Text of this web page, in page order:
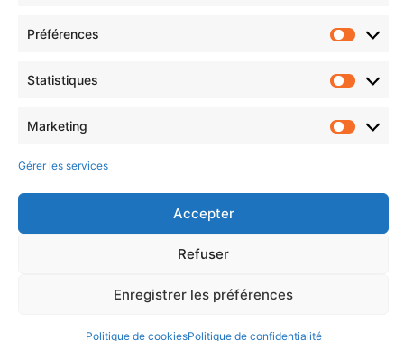
Préférences
Statistiques
Marketing
Gérer les services
Accepter
Refuser
Enregistrer les préférences
Politique de cookiesPolitique de confidentialité
© 2026 Hainaut Développement